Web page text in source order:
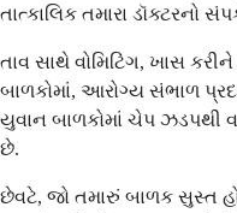
તાત્કાલિક તમારા ડૉક્ટરનો
તાવ સાથે વોમિટિંગ, ખાસ
બાળકોમાં, આરોગ્ય સંભાળ
યુવાન બાળકોમાં ચેપ ઝડપથી
છે.
છેવટે, જો તમારું બાળક સુસ્ત